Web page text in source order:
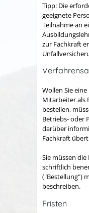
Tipp: Die
geeignete
Teilnahme an
Ausbildungs
zur Fachkraft
Wollen Sie
Mitarbeiter als
bestellen,
Betriebs- oder
darüber
Fachkraft
Sie müssen
schriftlich
("Bestellung")
beschreiben.
Fristen